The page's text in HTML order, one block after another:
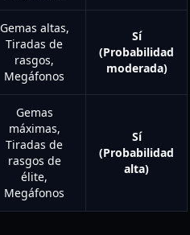
Gemas altas,
Tiradas de
rasgos,
Megáfonos
Sí
(Probabilidad
moderada)
Gemas
máximas,
Tiradas de
rasgos de
élite,
Megáfonos
Sí
(Probabilidad
alta)